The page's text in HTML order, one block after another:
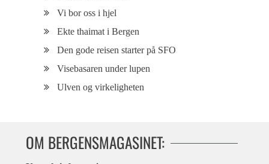
Vi bor oss i hjel
Ekte thaimat i Bergen
Den gode reisen starter på SFO
Visebasaren under lupen
Ulven og virkeligheten
OM BERGENSMAGASINET: